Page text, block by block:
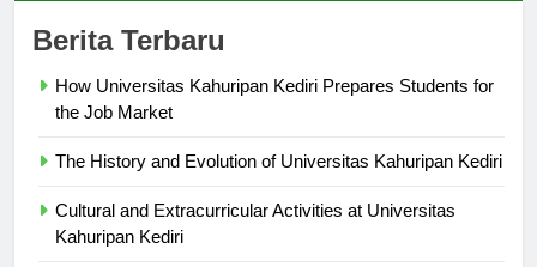
Berita Terbaru
How Universitas Kahuripan Kediri Prepares Students for
the Job Market
The History and Evolution of Universitas Kahuripan Kediri
Cultural and Extracurricular Activities at Universitas
Kahuripan Kediri